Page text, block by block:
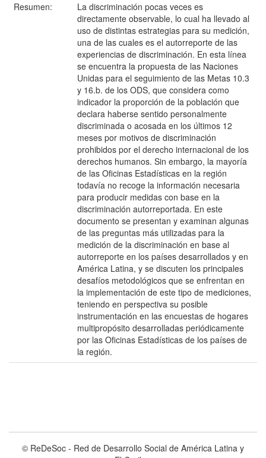
Resumen:
La discriminación pocas veces es
directamente observable, lo cual ha llevado al
uso de distintas estrategias para su medición,
una de las cuales es el autorreporte de las
experiencias de discriminación. En esta línea
se encuentra la propuesta de las Naciones
Unidas para el seguimiento de las Metas 10.3
y 16.b. de los ODS, que considera como
indicador la proporción de la población que
declara haberse sentido personalmente
discriminada o acosada en los últimos 12
meses por motivos de discriminación
prohibidos por el derecho internacional de los
derechos humanos. Sin embargo, la mayoría
de las Oficinas Estadísticas en la región
todavía no recoge la información necesaria
para producir medidas con base en la
discriminación autorreportada. En este
documento se presentan y examinan algunas
de las preguntas más utilizadas para la
medición de la discriminación en base al
autorreporte en los países desarrollados y en
América Latina, y se discuten los principales
desafíos metodológicos que se enfrentan en
la implementación de este tipo de mediciones,
teniendo en perspectiva su posible
instrumentación en las encuestas de hogares
multipropósito desarrolladas periódicamente
por las Oficinas Estadísticas de los países de
la región.
© ReDeSoc - Red de Desarrollo Social de América Latina y